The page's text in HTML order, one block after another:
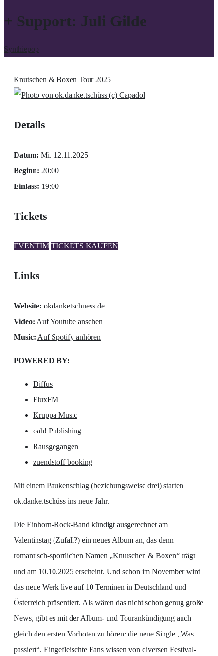
+ Support: Juli Gilde
Synthiepop
Knutschen & Boxen Tour 2025
(c) Capadol
Details
Datum: Mi. 12.11.2025
Beginn: 20:00
Einlass: 19:00
Tickets
EVENTIM TICKETS KAUFEN
Links
Website: okdanketschuess.de
Video: Auf Youtube ansehen
Music: Auf Spotify anhören
POWERED BY:
Diffus
FluxFM
Kruppa Music
oah! Publishing
Rausgegangen
zuendstoff booking
Mit einem Paukenschlag (beziehungsweise drei) starten
ok.danke.tschüss ins neue Jahr.
Die Einhorn-Rock-Band kündigt ausgerechnet am
Valentinstag (Zufall?) ein neues Album an, das denn
romantisch-sportlichen Namen „Knutschen & Boxen“ trägt
und am 10.10.2025 erscheint. Und schon im November wird
das neue Werk live auf 10 Terminen in Deutschland und
Österreich präsentiert. Als wären das nicht schon genug große
News, gibt es mit der Album- und Tourankündigung auch
gleich den ersten Vorboten zu hören: die neue Single „Was
passiert“. Eingefleischte Fans wissen von diversen Festival-